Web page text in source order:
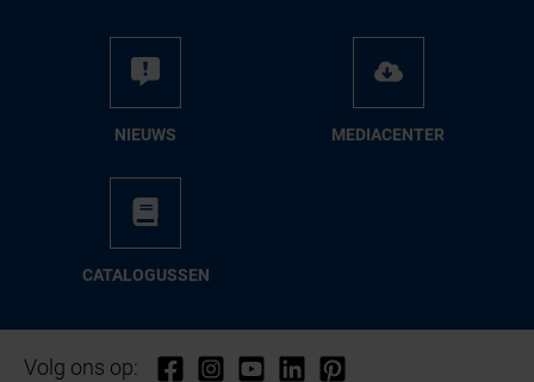
NIEUWS ME­DIA­CEN­TER
CA­TA­LO­GUS­SEN
Volg ons op: